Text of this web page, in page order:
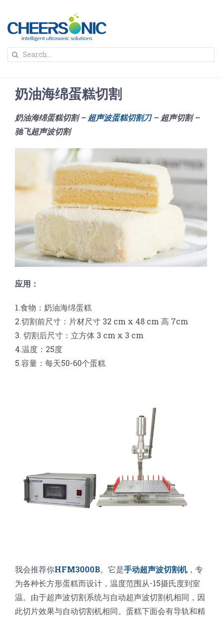
content
解决方案
蛋糕切割机
圆蛋糕切割机
蛋糕切块机
蛋糕切片机
三角蛋糕切割机
圆形奶酪切片
块状奶酪切片
条状奶酪切片
三明治/披萨/寿司切割
披萨切割机
三明治切割机
面团
常温面团切割
糕点/糖果
阿胶糕切片
谷物棒切割
超声波设备
人才招聘
联系我们
Search
奶油海绵蛋糕切割
奶油海绵蛋糕切割 – 超声波蛋糕切割刀– 超声切割 –
驰飞超声波切割
应用：
1.食物：奶油海绵蛋糕
2.切割前尺寸：片材尺寸 32 cm x 48 cm 高 7cm
3. 切割后尺寸：立方体 3 cm x 3 cm
4.温度：25度
5.容量：每天50-60个蛋糕
我会推荐你​​HFM3000B。它是手动超声波切割机，专
为各种长方形蛋糕而设计，温度范围从-15摄氏度到室
温。由于超声波切割系统与自动超声波切割机相同，因
此切片效果与自动切割机相同。蛋糕下面会有导轨和精